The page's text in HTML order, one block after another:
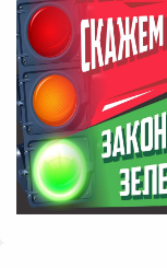
Телефоны
поддержки,
помощь детям и
области